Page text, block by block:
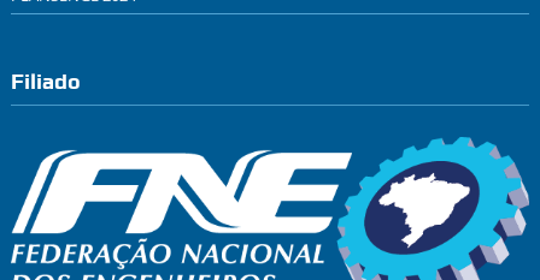
Filiado